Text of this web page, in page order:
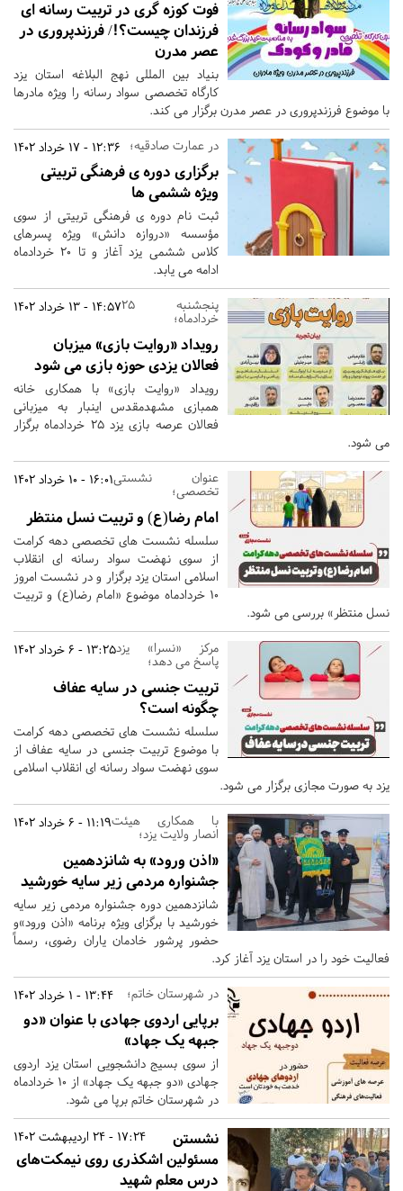
فوت کوزه گری در تربیت رسانه ای
فرزندان چیست؟!/ فرزندپروری در
عصر مدرن
بنیاد بین المللی نهج البلاغه استان یزد
کارگاه تخصصی سواد رسانه را ویژه مادرها
با موضوع فرزندپروری در عصر مدرن برگزار می کند.
12:36 - 17 خرداد 1402 در عمارت صادقیه؛
برگزاری دوره ی فرهنگی تربیتی
ویژه ششمی ها
ثبت نام دوره ی فرهنگی تربیتی از سوی
مؤسسه «دروازه دانش» ویژه پسرهای
کلاس ششمی یزد آغاز و تا 20 خردادماه
ادامه می یابد.
14:57 - 13 خرداد 1402پنجشنبه 25
خردادماه؛
رویداد «روایت بازی» میزبان
فعالان یزدی حوزه بازی می شود
رویداد «روایت بازی» با همکاری خانه
همبازی مشهدمقدس اینبار به میزبانی
فعالان عرصه بازی یزد 25 خردادماه برگزار
می شود.
16:01 - 10 خرداد 1402عنوان نشستی
تخصصی؛
امام رضا(ع) و تربیت نسل منتظر
سلسله نشست های تخصصی دهه کرامت
از سوی نهضت سواد رسانه ای انقلاب
اسلامی استان یزد برگزار و در نشست امروز
10 خردادماه موضوع «امام رضا(ع) و تربیت
نسل منتظر» بررسی می شود.
13:25 - 6 خرداد 1402مرکز «نسرا» یزد
پاسخ می دهد؛
تربیت جنسی در سایه عفاف
چگونه است؟
سلسله نشست های تخصصی دهه کرامت
با موضوع تربیت جنسی در سایه عفاف از
سوی نهضت سواد رسانه ای انقلاب اسلامی
یزد به صورت مجازی برگزار می شود.
11:19 - 6 خرداد 1402با همکاری هیئت
انصار ولایت یزد؛
«اذن ورود» به شانزدهمین
جشنواره مردمی زیر سایه خورشید
شانزدهمین دوره جشنواره مردمی زیر سایه
خورشید با برگزای ویژه برنامه «اذن ورود»و
حضور پرشور خادمان یاران رضوی، رسماً
فعالیت خود را در استان یزد آغاز کرد.
13:44 - 1 خرداد 1402 در شهرستان خاتم؛
برپایی اردوی جهادی با عنوان «دو
جبهه یک جهاد»
از سوی بسیج دانشجویی استان یزد اردوی
جهادی «دو جبهه یک جهاد» از 10 خردادماه
در شهرستان خاتم برپا می شود.
17:24 - 24 اردیبهشت 1402
نشستن
مسئولین اشکذری روی نیمکت‌های
درس معلم شهید